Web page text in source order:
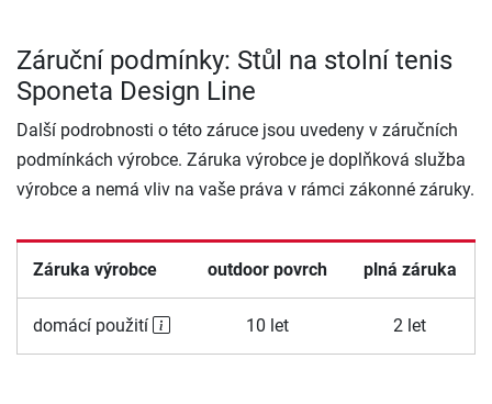
Záruční podmínky: Stůl na stolní tenis
Sponeta Design Line
Další podrobnosti o této záruce jsou uvedeny v záručních
podmínkách výrobce. Záruka výrobce je doplňková služba
výrobce a nemá vliv na vaše práva v rámci zákonné záruky.
Záruka výrobce outdoor povrch plná záruka
domácí použití 10 let 2 let